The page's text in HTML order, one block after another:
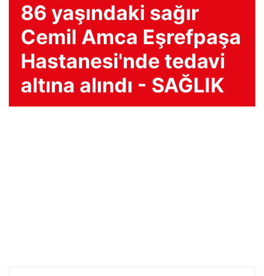
86 yaşındaki sağır
Cemil Amca Eşrefpaşa
Hastanesi'nde tedavi
altına alındı ​​- SAĞLIK